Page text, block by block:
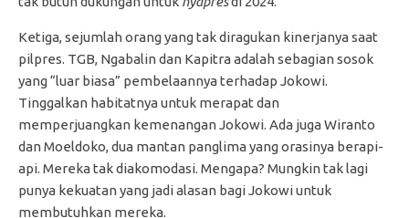
Ketiga, sejumlah orang yang tak diragukan kinerjanya saat
pilpres. TGB, Ngabalin dan Kapitra adalah sebagian sosok
yang “luar biasa” pembelaannya terhadap Jokowi.
Tinggalkan habitatnya untuk merapat dan
memperjuangkan kemenangan Jokowi. Ada juga Wiranto
dan Moeldoko, dua mantan panglima yang orasinya berapi-
api. Mereka tak diakomodasi. Mengapa? Mungkin tak lagi
punya kekuatan yang jadi alasan bagi Jokowi untuk
membutuhkan mereka.